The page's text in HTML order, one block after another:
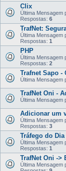
Clix
Última Mensagem
Respostas: 6
TrafNet:
Última Mensagem
Respostas: 1
PHP
Última Mensagem
Respostas: 2
Trafnet Sapo -
Última Mensagem
TrafNet Oni -
Última Mensagem
Adicionar um
Última Mensagem
Respostas: 3
Tráfego do
Última Mensagem
Respostas: 1
TrafNet Oni ->
Última Mensagem